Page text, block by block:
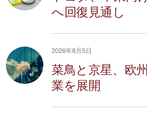
へ回復見通し
2026年8月5日
菜鳥と京星、欧
業を展開